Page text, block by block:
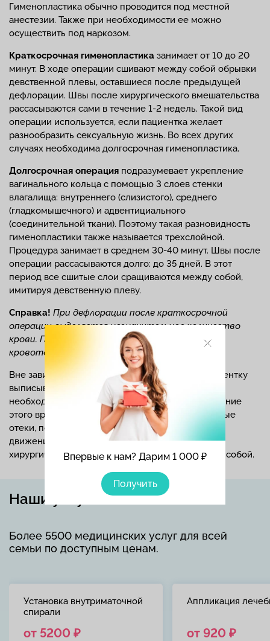
Впервые к нам? Дарим 1 000 ₽
Получить
Гименопластика обычно проводится под местной
анестезии. Также при необходимости ее можно
осуществить под наркозом.
Краткосрочная гименопластика занимает от 10 до 20
минут. В ходе операции сшивают между собой обрывки
девственной плевы, оставшиеся после предыдущей
дефлорации. Швы после хирургического вмешательства
рассасываются сами в течение 1-2 недель. Такой вид
операции используется, если пациентка желает
разнообразить сексуальную жизнь. Во всех других
случаях необходима долгосрочная гименопластика.
Долгосрочная операция подразумевает укрепление
вагинального кольца с помощью 3 слоев стенки
влагалища: внутреннего (слизистого), среднего
(гладкомышечного) и адвентициального
(соединительной ткани). Поэтому такая разновидность
гименопластики также называется трехслойной.
Процедура занимает в среднем 30-40 минут. Швы после
операции рассасываются долго: до 35 дней. В этот
период все сшитые слои сращиваются между собой,
имитируя девственную плеву.
Справка! При дефлорации после краткосрочной
операции выделяется незначительное количество
крови. После долгосрочной гименопластики
кровотечение более обильное.
Вне зависимости от примененного метода, пациентку
выписывают после операции. Через 3 дня ей
необходимо пройти контрольный осмотр. В течение
этого времени могут наблюдаться незначительные
отеки, покраснения, неприятные ощущения при
движения. Эти симптомы нормальны после
хирургического вмешательства и проходят сами собой.
Наши услуги
Более 5500 медицинских услуг для всей
семьи по доступным ценам.
Установка внутриматочной
спирали
от 5200 ₽
Аппликация
от 920 ₽